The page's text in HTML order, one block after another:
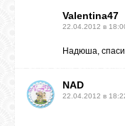
Valentina47
22.04.2012 в
Надюша,
NAD
22.04.2012 в